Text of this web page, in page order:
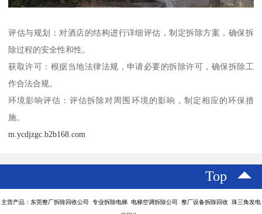
评估与规划：对酒店的结构进行详细评估，制定拆除方案，确保拆
除过程的安全性和性。
获取许可：根据当地法律法规，申请必要的拆除许可，确保拆除工
作合法合规。
环境影响评估：评估拆除对周围环境的影响，制定相应的环保措
施。
m.ycdjzgc.b2b168.com
Top
主营产品：东莞整厂拆除回收公司 专业拆除电梯 电梯空调拆除公司 整厂设备拆除回收 珠三角发电